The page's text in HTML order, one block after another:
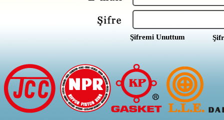
Şifremi Unuttum